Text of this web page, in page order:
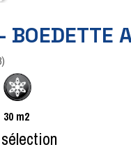
BOEDETTE
)
30 m2